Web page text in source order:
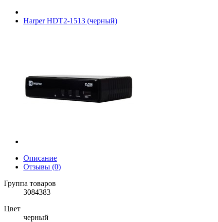
Harper HDT2-1513 (черный)
Описание
Отзывы (0)
Группа товаров
3084383
Цвет
черный